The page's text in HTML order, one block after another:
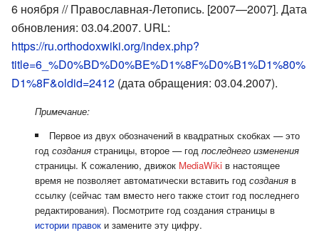
6 ноября // Православная-Летопись. [2007—2007]. Дата
обновления: 03.04.2007. URL:
https://ru.orthodoxwiki.org/index.php?
title=6_%D0%BD%D0%BE%D1%8F%D0%B1%D1%80%
D1%8F&oldid=2412 (дата обращения: 03.04.2007).
Примечание:
Первое из двух обозначений в квадратных скобках — это
годсоздания страницы, второе — годпоследнего изменения
страницы. К сожалению, движок MediaWiki в настоящее
время не позволяет автоматически вставить годсоздания в
ссылку (сейчас там вместо него также стоит год последнего
редактирования). Посмотрите год создания страницы в
истории правок и замените эту цифру.